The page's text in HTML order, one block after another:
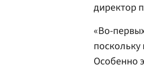
директор
«Во-
поскольку
Особенно